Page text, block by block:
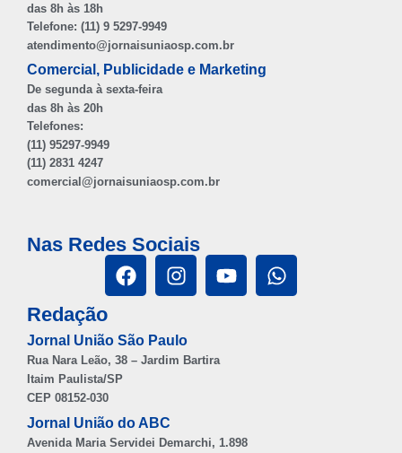
das 8h às 18h
Telefone: (11) 9 5297-9949
atendimento@jornaisuniaosp.com.br
Comercial, Publicidade e Marketing
De segunda à sexta-feira
das 8h às 20h
Telefones:
(11) 95297-9949
(11) 2831 4247
comercial@jornaisuniaosp.com.br
Nas Redes Sociais
Redação
Jornal União São Paulo
Rua Nara Leão, 38 – Jardim Bartira
Itaim Paulista/SP
CEP 08152-030
Jornal União do ABC
Avenida Maria Servidei Demarchi, 1.898